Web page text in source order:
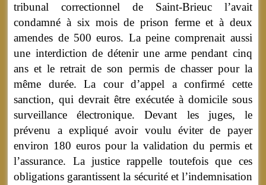
tribunal correctionnel de Saint-Brieuc l’avait
condamné à six mois de prison ferme et à deux
amendes de 500 euros. La peine comprenait aussi
une interdiction de détenir une arme pendant cinq
ans et le retrait de son permis de chasser pour la
même durée. La cour d’appel a confirmé cette
sanction, qui devrait être exécutée à domicile sous
surveillance électronique. Devant les juges, le
prévenu a expliqué avoir voulu éviter de payer
environ 180 euros pour la validation du permis et
l’assurance. La justice rappelle toutefois que ces
obligations garantissent la sécurité et l’indemnisation